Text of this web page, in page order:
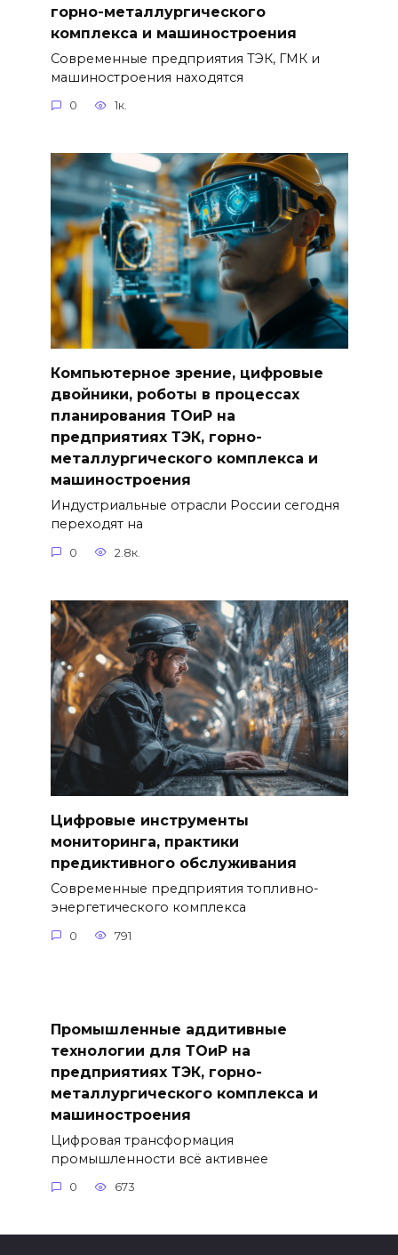
горно-металлургического
комплекса и машиностроения
Современные предприятия ТЭК, ГМК и
машиностроения находятся
0 1к.
Компьютерное зрение, цифровые
двойники, роботы в процессах
планирования ТОиР на
предприятиях ТЭК, горно-
металлургического комплекса и
машиностроения
Индустриальные отрасли России сегодня
переходят на
0 2.8к.
Цифровые инструменты
мониторинга, практики
предиктивного обслуживания
Современные предприятия топливно-
энергетического комплекса
0 791
Промышленные аддитивные
технологии для ТОиР на
предприятиях ТЭК, горно-
металлургического комплекса и
машиностроения
Цифровая трансформация
промышленности всё активнее
0 673